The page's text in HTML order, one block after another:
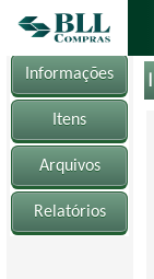
Informações
Itens
Arquivos
Relatórios